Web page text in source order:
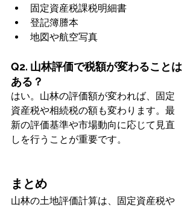
固定資産税課税明細書
登記簿謄本
地図や航空写真
Q2. 山林評価で税額が変わることは
ある？
はい。山林の評価額が変われば、固定
資産税や相続税の額も変わります。最
新の評価基準や市場動向に応じて見直
しを行うことが重要です。
まとめ
山林の土地評価計算は、固定資産税や